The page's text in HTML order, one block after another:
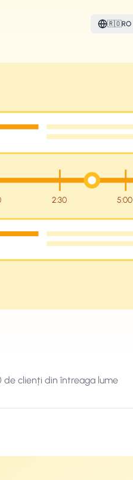
🇷🇴RO
2:30 5:00
clienți din întreaga lume